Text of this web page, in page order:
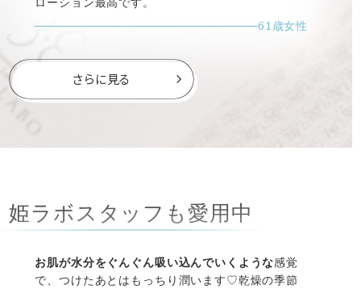
61歳女性
さらに見る
姫ラボスタッフも愛用中
お肌が水分をぐんぐん吸い込んでいくような感覚
で、つけたあとはもっちり潤います♡乾燥の季節